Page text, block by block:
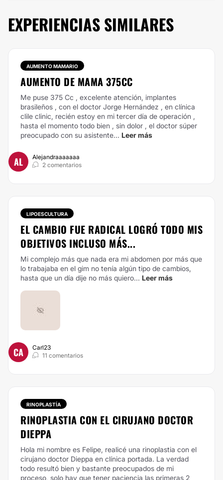
EXPERIENCIAS SIMILARES
AUMENTO MAMARIO
AUMENTO DE MAMA 375CC
Me puse 375 Cc , excelente atención, implantes
brasileños , con el doctor Jorge Hernández , en clínica
clile clinic, recién estoy en mi tercer día de operación ,
hasta el momento todo bien , sin dolor , el doctor súper
preocupado con su asistente... Leer más
AL
Alejandraaaaaaa
2 comentarios
LIPOESCULTURA
EL CAMBIO FUE RADICAL LOGRÓ TODO MIS
OBJETIVOS INCLUSO MÁS...
Mi complejo más que nada era mi abdomen por más que
lo trabajaba en el gim no tenía algún tipo de cambios,
hasta que un día dije no más quiero... Leer más
CA
Carl23
11 comentarios
RINOPLASTÍA
RINOPLASTIA CON EL CIRUJANO DOCTOR
DIEPPA
Hola mi nombre es Felipe, realicé una rinoplastia con el
cirujano doctor Dieppa en clínica portada. La verdad
todo resultó bien y bastante preocupados de mi
proceso, solo hay que tener paciencia las primeras 2